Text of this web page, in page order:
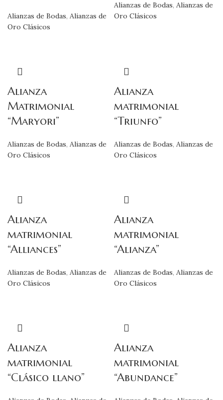
Alianzas de Bodas, Alianzas de
Oro Clásicos
Alianzas de Bodas, Alianzas de
Oro Clásicos
Alianza
Matrimonial
“Maryori”
Alianzas de Bodas, Alianzas de
Oro Clásicos
Alianza
matrimonial
“Triunfo”
Alianzas de Bodas, Alianzas de
Oro Clásicos
Alianza
matrimonial
“Alliances”
Alianzas de Bodas, Alianzas de
Oro Clásicos
Alianza
matrimonial
“Alianza”
Alianzas de Bodas, Alianzas de
Oro Clásicos
Alianza
matrimonial
“Clásico llano”
Alianza
matrimonial
“Abundance”